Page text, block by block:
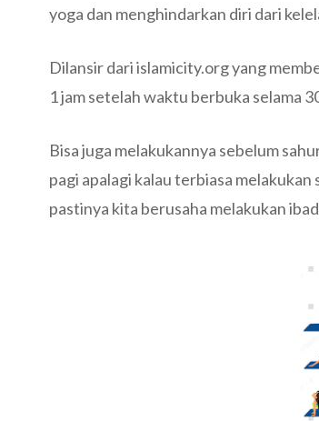
yoga dan menghindarkan diri dari
Dilansir dari islamicity.org yang
1 jam setelah waktu berbuka selama
Bisa juga melakukannya sebelum
pagi apalagi kalau terbiasa
pastinya kita berusaha melakukan